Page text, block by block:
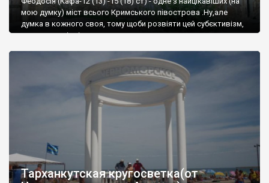
мою думку) міст всього Кримського півострова .Ну,але
думка в кожного своя, тому щоби розвіяти цей субєктивізм,
запрошую відвідати це
Тарханкутская кругосветка(от